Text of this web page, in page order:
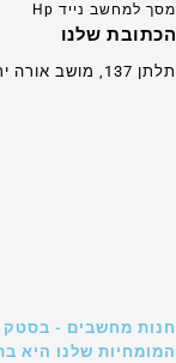
מסך למחשב נייד Hp
הכתובת שלנו
תלתן 137, מושב אורה ירושלים
חנות מחשבים - בסטק
המומחיות שלנו היא